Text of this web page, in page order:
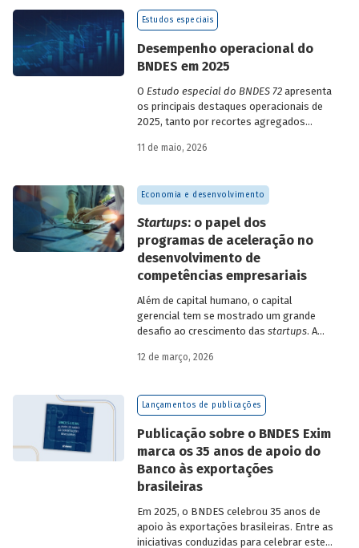
BNDES.
Estudos especiais
Desempenho operacional do
BNDES em 2025
O Estudo especial do BNDES 72 apresenta
os principais destaques operacionais de
2025, tanto por recortes agregados
específicas do Banco.
11 de maio, 2026
Economia e desenvolvimento
Startups: o papel dos
programas de aceleração no
desenvolvimento de
competências empresariais
Além de capital humano, o capital
gerencial tem se mostrado um grande
desafio ao crescimento das startups. A
como programas de aceleração têm
desafio.
12 de março, 2026
Lançamentos de publicações
Publicação sobre o BNDES Exim
marca os 35 anos de apoio do
Banco às exportações
brasileiras
Em 2025, o BNDES celebrou 35 anos de
apoio às exportações brasileiras. Entre as
iniciativas conduzidas para celebrar este